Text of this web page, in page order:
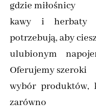
gdzie miłośnicy
kawy i herbaty
potrzebują, aby
ulubionym
Oferujemy szeroki
wybór produktów,
zarówno